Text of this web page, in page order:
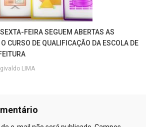
FEIRA SEGUEM ABERTAS AS
CURSO DE QUALIFICAÇÃO DA ESCOLA DE
LIMA